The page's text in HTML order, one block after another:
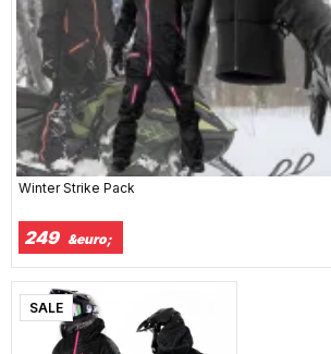
Winter Strike Pack
249 &euro;
SALE